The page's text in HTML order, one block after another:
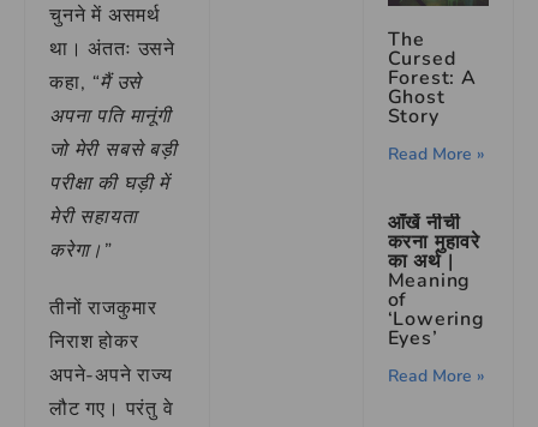
चुनने में असमर्थ
था। अंततः उसने
कहा, “मैं उसे
अपना पति मानूंगी
जो मेरी सबसे बड़ी
परीक्षा की घड़ी में
मेरी सहायता
करेगा।”
तीनों राजकुमार
निराश होकर
अपने-अपने राज्य
लौट गए। परंतु वे
The
Cursed
Forest: A
Ghost
Story
Read More »
आँखें नीची
करना मुहावरे
का अर्थ |
Meaning
of
‘Lowering
Eyes’
Read More »